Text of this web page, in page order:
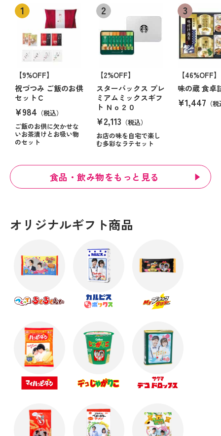
【9%OFF】
祝づつみ ご飯のお供
セットＣ
¥984 （税込）
ご飯のお供に欠かせな
いお茶漬けとお吸い物
のセット
【2%OFF】
スターバックス プレ
ミアムミックスギフ
ト Ｎｏ２０
¥2,113 （税込）
お店の味を自宅で楽し
む多彩なラテセット
【46%OFF】
味の蔵 食卓
¥1,447 （
食品・飲み物をもっと見る
オリジナルギフト商品